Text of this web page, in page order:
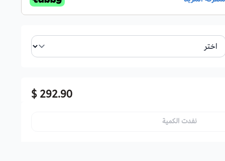
292.90 $
نفدت الكمية